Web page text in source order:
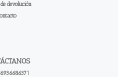
devolución